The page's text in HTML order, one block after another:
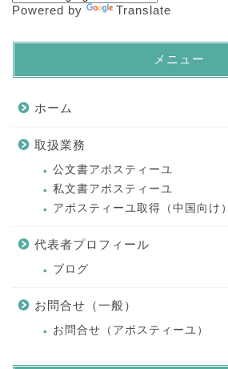
Powered by Translate
メニュー
ホーム
取扱業務
公文書アポスティーユ
私文書アポスティーユ
アポスティーユ取得（中国向け）
代表者プロフィール
ブログ
お問合せ（一般）
お問合せ（アポスティーユ）